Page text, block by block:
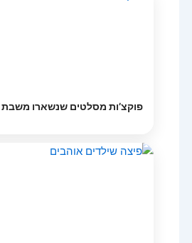
פוקצ’ות מסלטים שנשארו משבת